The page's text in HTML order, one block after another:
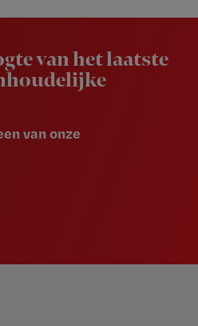
van het laatste
van onze